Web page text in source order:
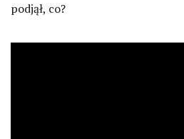
podjął, co?